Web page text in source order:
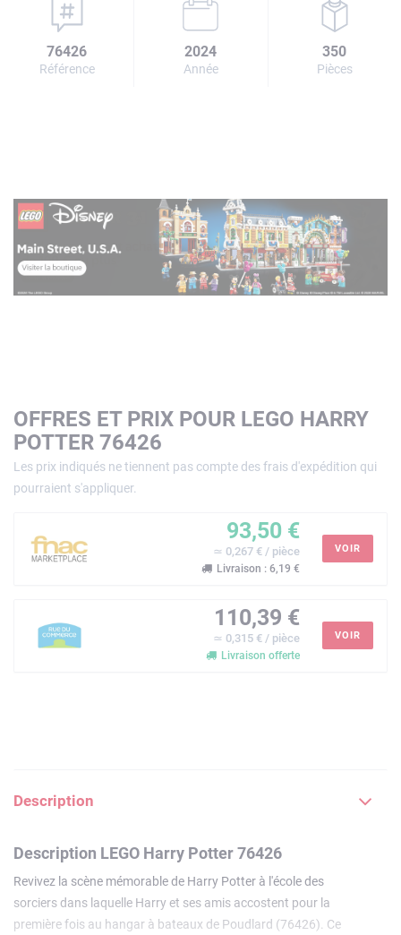
76426
Référence
2024
Année
350
Pièces
OFFRES ET PRIX POUR LEGO HARRY
POTTER 76426
Les prix indiqués ne tiennent pas compte des frais d'expédition qui
pourraient s'appliquer.
93,50 €
≃ 0,267 € / pièce
Livraison : 6,19 €
VOIR
110,39 €
≃ 0,315 € / pièce
Livraison offerte
VOIR
Description
Description LEGO Harry Potter 76426
Revivez la scène mémorable de Harry Potter à l'école des
sorciers dans laquelle Harry et ses amis accostent pour la
première fois au hangar à bateaux de Poudlard (76426). Ce